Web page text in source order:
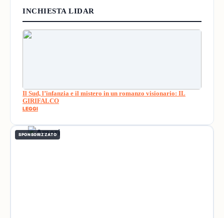
INCHIESTA LIDAR
Il Sud, l’infanzia e il mistero in un romanzo visionario: IL
GIRIFALCO
LEGGI
SPONSORIZZATO